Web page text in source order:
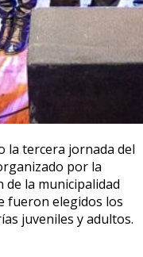
la tercera jornada del
por la
de la municipalidad
fueron elegidos los
juveniles y adultos.